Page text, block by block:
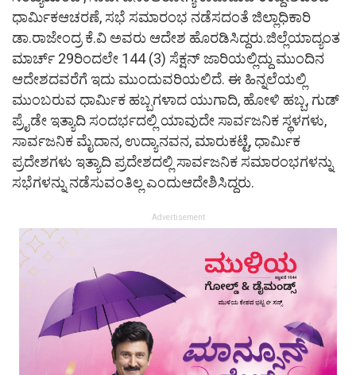
ಧಾರ್ಮಿಕಆಚರಣೆ, ಸಭೆ ಸಮಾರಂಭ ನಡೆಸದಂತೆ ಜಿಲ್ಲಾಧಿಕಾರಿ
ಡಾ.ರಾಜೇಂದ್ರ ಕೆ.ವಿ ಅವರು ಆದೇಶ ಹೊರಡಿಸಿದ್ದರು.ಜಿಲ್ಲೆಯಾದ್ಯಂತ
ಮಾರ್ಚ್ 29ರಿಂದಲೇ 144 (3) ಸೆಕ್ಷನ್ ಜಾರಿಯಲ್ಲಿದ್ದು ಮುಂದಿನ
ಆದೇಶದವರೆಗೆ ಇದು ಮುಂದುವರಿಯಲಿದೆ. ಈ ಹಿನ್ನಲೆಯಲ್ಲಿ
ಮುಂಬರುವ ಧಾರ್ಮಿಕ ಹಬ್ಬಗಳಾದ ಯುಗಾದಿ, ಹೋಳಿ ಹಬ್ಬ, ಗುಡ್
ಪ್ರೈಡೇ ಇತ್ಯಾದಿ ಸಂದರ್ಭದಲ್ಲಿ ಯಾವುದೇ ಸಾರ್ವಜನಿಕ ಸ್ಥಳಗಳು,
ಸಾರ್ವಜನಿಕ ಮೈದಾನ, ಉದ್ಯಾನವನ, ಮಾರುಕಟ್ಟೆ, ಧಾರ್ಮಿಕ
ಪ್ರದೇಶಗಳು ಇತ್ಯಾದಿ ಪ್ರದೇಶದಲ್ಲಿ ಸಾರ್ವಜನಿಕ ಸಮಾರಂಭಗಳನ್ನು
ಸಭೆಗಳನ್ನು ನಡೆಸುವಂತಿಲ್ಲ ಎಂದುಆದೇಶಿಸಿದ್ದರು.
Advertisement